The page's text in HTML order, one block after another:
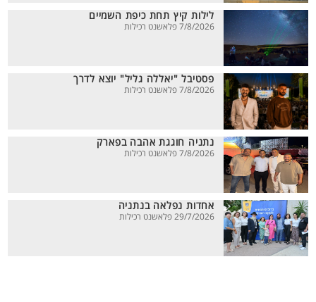
לילות קיץ תחת כיפת השמיים
7/8/2026 פלאשנט רכילות
פסטיבל "יאללה גליל" יוצא לדרך
7/8/2026 פלאשנט רכילות
נתניה חוגגת אהבה בפארק
7/8/2026 פלאשנט רכילות
אחדות נפלאה בנתניה
29/7/2026 פלאשנט רכילות